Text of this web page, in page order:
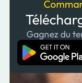
Gagnez du